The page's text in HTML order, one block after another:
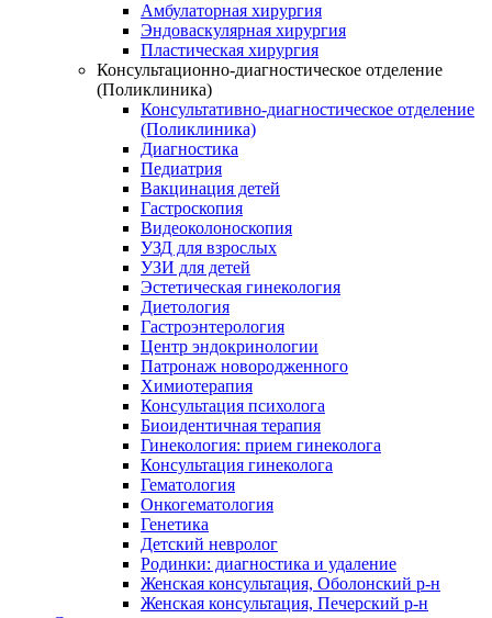
Амбулаторная хирургия
Эндоваскулярная хирургия
Пластическая хирургия
Консультационно-диагностическое отделение
(Поликлиника)
Консультативно-диагностическое отделение
(Поликлиника)
Диагностика
Педиатрия
Вакцинация детей
Гастроскопия
Видеоколоноскопия
УЗД для взрослых
УЗИ для детей
Эстетическая гинекология
Диетология
Гастроэнтерология
Центр эндокринологии
Патронаж новородженного
Химиотерапия
Консультация психолога
Биоидентичная терапия
Гинекология: прием гинеколога
Консультация гинеколога
Гематология
Онкогематология
Генетика
Детский невролог
Родинки: диагностика и удаление
Женская консультация, Оболонский р-н
Женская консультация, Печерский р-н